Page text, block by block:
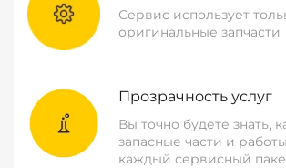
Сервис использует
оригинальные запчасти
Прозрачность услуг
Вы точно будете знать,
запасные части и
каждый сервисный